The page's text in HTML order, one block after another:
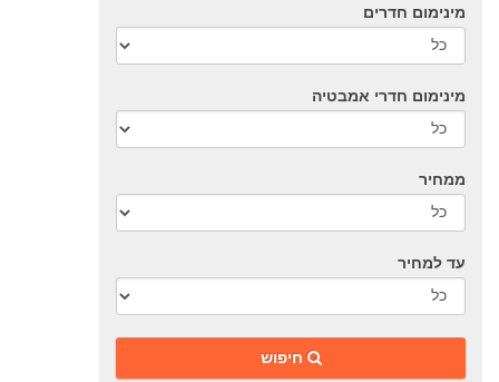
מינימום חדרים
מינימום חדרי אמבטיה
ממחיר
עד למחיר
‎חיפוש